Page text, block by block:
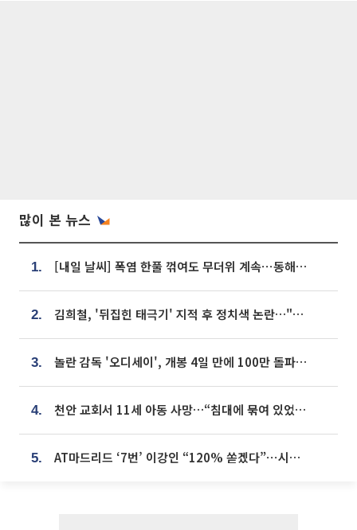
많이 본 뉴스
1. [내일 날씨] 폭염 한풀 꺾여도 무더위 계속⋯동해안 이틀 연속 비
2. 김희철, '뒤집힌 태극기' 지적 후 정치색 논란…"좌우 떠나 우리나라 국기"
3. 놀란 감독 '오디세이', 개봉 4일 만에 100만 돌파⋯'왕사남' 보다 빠르다
4. 천안 교회서 11세 아동 사망…“침대에 묶여 있었다” 진술 확보
5. AT마드리드 ‘7번’ 이강인 “120% 쏟겠다”⋯시메오네 감독 “필요한 선수”